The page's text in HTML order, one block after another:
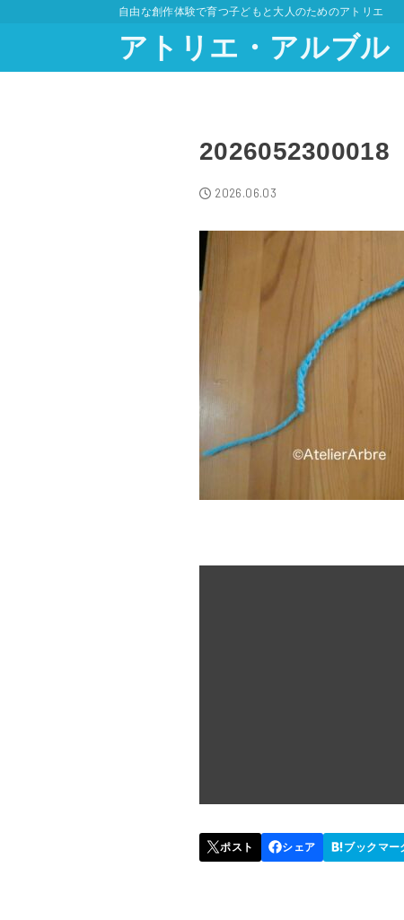
自由な創作体験で育つ子どもと大人のためのアトリエ
アトリエ・アルブル
2026052300018
2026.06.03